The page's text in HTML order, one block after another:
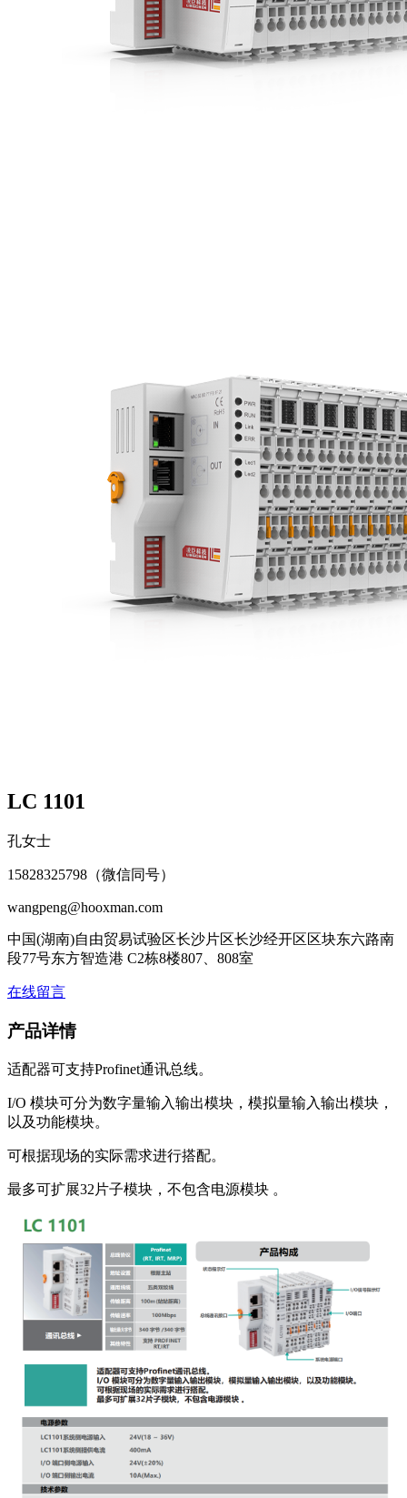
LC 1101
孔女士
15828325798（微信同号）
wangpeng@hooxman.com
中国(湖南)自由贸易试验区长沙片区长沙经开区区块东六路南
段77号东方智造港 C2栋8楼807、808室
在线留言
产品详情
适配器可支持Profinet通讯总线。
I/O 模块可分为数字量输入输出模块，模拟量输入输出模块，
以及功能模块。
可根据现场的实际需求进行搭配。
最多可扩展32片子模块，不包含电源模块 。